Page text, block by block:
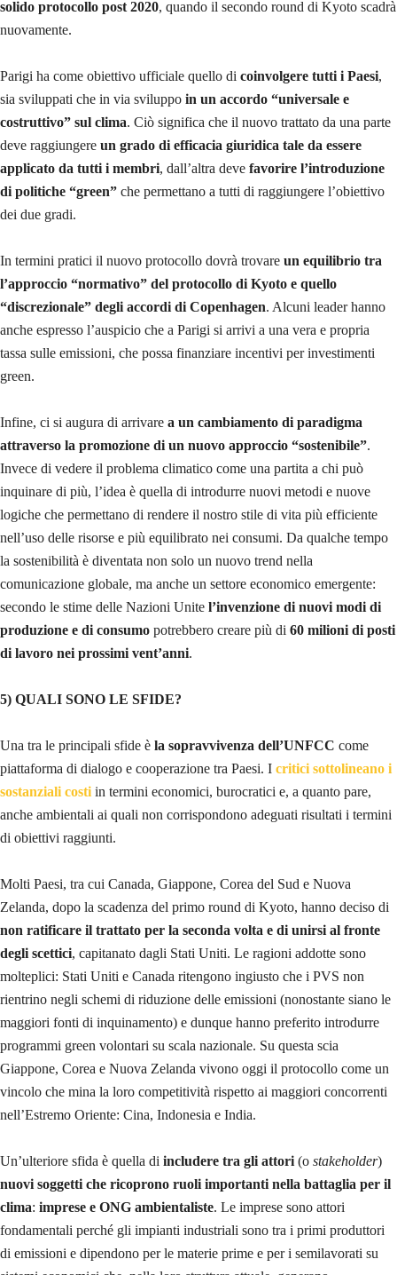
solido protocollo post 2020, quando il secondo round di Kyoto scadrà
nuovamente.
Parigi ha come obiettivo ufficiale quello di coinvolgere tutti i Paesi,
sia sviluppati che in via sviluppo in un accordo “universale e
costruttivo” sul clima. Ciò significa che il nuovo trattato da una parte
deve raggiungere un grado di efficacia giuridica tale da essere
applicato da tutti i membri, dall’altra deve favorire l’introduzione
di politiche “green” che permettano a tutti di raggiungere l’obiettivo
dei due gradi.
In termini pratici il nuovo protocollo dovrà trovare un equilibrio tra
l’approccio “normativo” del protocollo di Kyoto e quello
“discrezionale” degli accordi di Copenhagen. Alcuni leader hanno
anche espresso l’auspicio che a Parigi si arrivi a una vera e propria
tassa sulle emissioni, che possa finanziare incentivi per investimenti
green.
Infine, ci si augura di arrivare a un cambiamento di paradigma
attraverso la promozione di un nuovo approccio “sostenibile”.
Invece di vedere il problema climatico come una partita a chi può
inquinare di più, l’idea è quella di introdurre nuovi metodi e nuove
logiche che permettano di rendere il nostro stile di vita più efficiente
nell’uso delle risorse e più equilibrato nei consumi. Da qualche tempo
la sostenibilità è diventata non solo un nuovo trend nella
comunicazione globale, ma anche un settore economico emergente:
secondo le stime delle Nazioni Unite l’invenzione di nuovi modi di
produzione e di consumo potrebbero creare più di 60 milioni di posti
di lavoro nei prossimi vent’anni.
5) QUALI SONO LE SFIDE?
Una tra le principali sfide è la sopravvivenza dell’UNFCC come
piattaforma di dialogo e cooperazione tra Paesi. I critici sottolineano i
sostanziali costi in termini economici, burocratici e, a quanto pare,
anche ambientali ai quali non corrispondono adeguati risultati i termini
di obiettivi raggiunti.
Molti Paesi, tra cui Canada, Giappone, Corea del Sud e Nuova
Zelanda, dopo la scadenza del primo round di Kyoto, hanno deciso di
non ratificare il trattato per la seconda volta e di unirsi al fronte
degli scettici, capitanato dagli Stati Uniti. Le ragioni addotte sono
molteplici: Stati Uniti e Canada ritengono ingiusto che i PVS non
rientrino negli schemi di riduzione delle emissioni (nonostante siano le
maggiori fonti di inquinamento) e dunque hanno preferito introdurre
programmi green volontari su scala nazionale. Su questa scia
Giappone, Corea e Nuova Zelanda vivono oggi il protocollo come un
vincolo che mina la loro competitività rispetto ai maggiori concorrenti
nell’Estremo Oriente: Cina, Indonesia e India.
Un’ulteriore sfida è quella di includere tra gli attori (o stakeholder)
nuovi soggetti che ricoprono ruoli importanti nella battaglia per il
clima: imprese e ONG ambientaliste. Le imprese sono attori
fondamentali perché gli impianti industriali sono tra i primi produttori
di emissioni e dipendono per le materie prime e per i semilavorati su